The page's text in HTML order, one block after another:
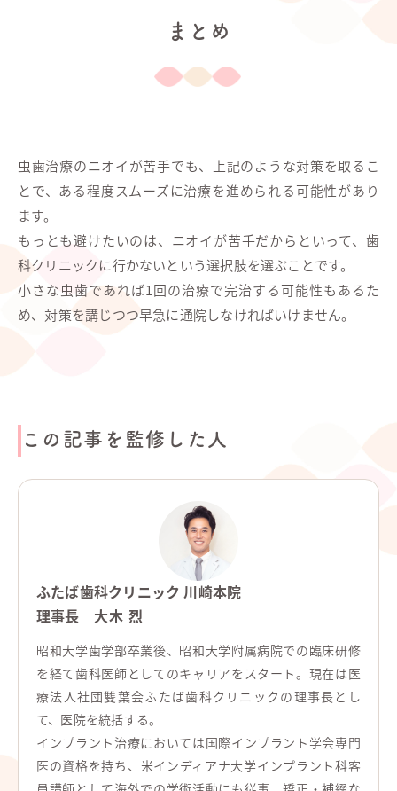
まとめ
虫歯治療のニオイが苦手でも、上記のような対策を取るこ
とで、ある程度スムーズに治療を進められる可能性があり
ます。
もっとも避けたいのは、ニオイが苦手だからといって、歯
科クリニックに行かないという選択肢を選ぶことです。
小さな虫歯であれば1回の治療で完治する可能性もあるた
め、対策を講じつつ早急に通院しなければいけません。
この記事を監修した人
ふたば歯科クリニック 川崎本院
理事長 大木 烈
昭和大学歯学部卒業後、昭和大学附属病院での臨床研修
を経て歯科医師としてのキャリアをスタート。現在は医
療法人社団雙葉会ふたば歯科クリニックの理事長とし
て、医院を統括する。
インプラント治療においては国際インプラント学会専門
医の資格を持ち、米インディアナ大学インプラント科客